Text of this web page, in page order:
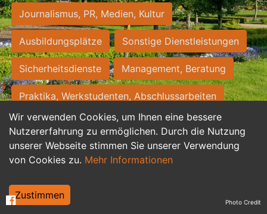
Wir verwenden Cookies, um Ihnen eine bessere
Nutzererfahrung zu ermöglichen. Durch die Nutzung
unserer Webseite stimmen Sie unserer Verwendung
von Cookies zu. Mehr Informationen
Zustimmen
Journalismus, PR, Medien, Kultur
Ausbildungsplätze Sonstige Dienstleistungen
Sicherheitsdienste Management, Beratung
Praktika, Werkstudenten, Abschlussarbeiten
Personalwesen Assistenz, Sekretariat
Hilfskräfte, Aushilfs- und Nebenjobs
Weiterbildung, Studium, duale Ausbildung Photo Credit